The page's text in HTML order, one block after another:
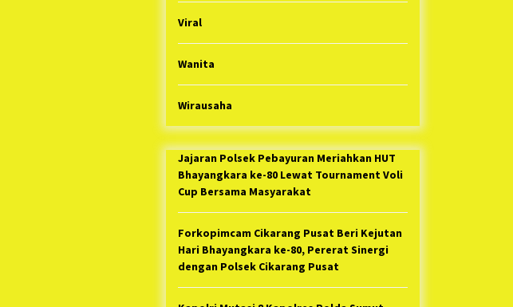
Viral
Wanita
Wirausaha
Jajaran Polsek Pebayuran Meriahkan HUT
Bhayangkara ke-80 Lewat Tournament Voli
Cup Bersama Masyarakat
Forkopimcam Cikarang Pusat Beri Kejutan
Hari Bhayangkara ke-80, Pererat Sinergi
dengan Polsek Cikarang Pusat